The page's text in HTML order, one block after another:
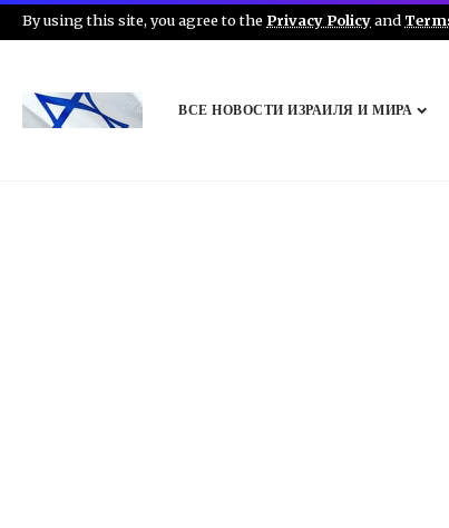
By using this site, you agree to the Privacy Policyand
ВСЕ НОВОСТИ ИЗРАИЛЯ И МИРА